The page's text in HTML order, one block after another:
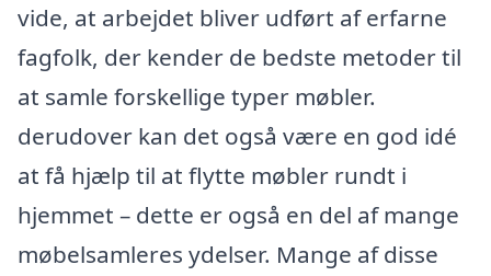
vide, at arbejdet bliver udført af erfarne
fagfolk, der kender de bedste metoder til
at samle forskellige typer møbler.
derudover kan det også være en god idé
at få hjælp til at flytte møbler rundt i
hjemmet – dette er også en del af mange
møbelsamleres ydelser. Mange af disse